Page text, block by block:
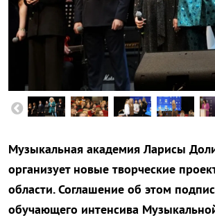
Музыкальная академия Ларисы
организует новые творческие
области. Соглашение об этом
обучающего интенсива